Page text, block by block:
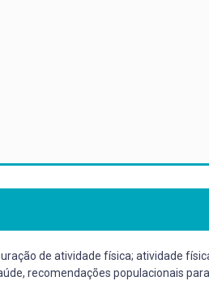
de atividade física; atividade
recomendações populacionais